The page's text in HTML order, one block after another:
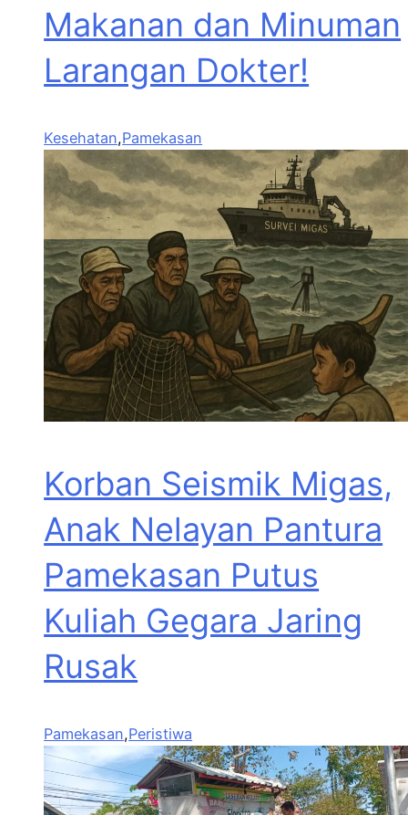
Makanan dan Minuman
Larangan Dokter!
Kesehatan,Pamekasan
Korban Seismik Migas,
Anak Nelayan Pantura
Pamekasan Putus
Kuliah Gegara Jaring
Rusak
Pamekasan,Peristiwa